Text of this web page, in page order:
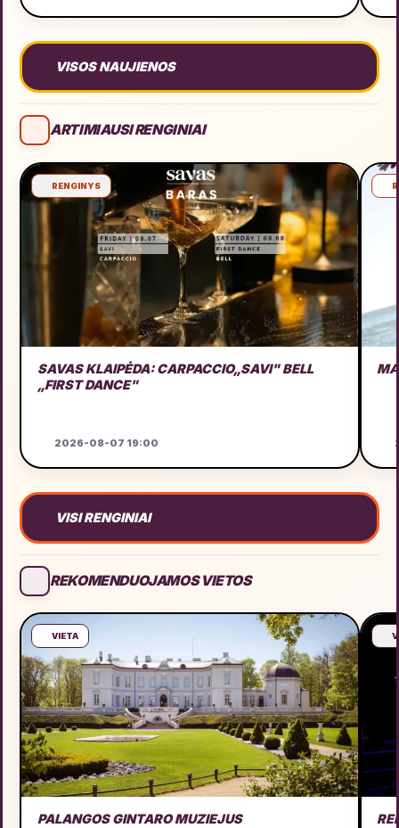
VISOS NAUJIENOS
ARTIMIAUSI RENGINIAI
RENGINYS
SAVAS KLAIPĖDA: CARPACCIO„SAVI" BELL
„FIRST DANCE"
2026-08-07 19:00
VISI RENGINIAI
REKOMENDUOJAMOS VIETOS
VIETA
PALANGOS GINTARO MUZIEJUS